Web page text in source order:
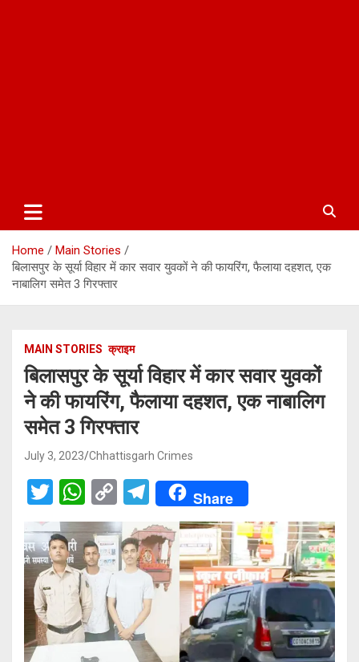
Home
Main Stories
बिलासपुर के सूर्या विहार में कार सवार युवकों ने की फायरिंग, फैलाया दहशत, एक
नाबालिग समेत 3 गिरफ्तार
MAIN STORIES क्राइम
बिलासपुर के सूर्या विहार में कार सवार युवकों
ने की फायरिंग, फैलाया दहशत, एक नाबालिग
समेत 3 गिरफ्तार
July 3, 2023 Chhattisgarh Crimes
T
wi
tt
er
W
h
at
s
A
p
p
C
o
py
Li
k
T
el
e
gr
a
m
Share